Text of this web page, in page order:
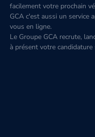
facilement votre prochain
GCA c'est aussi un service
vous en ligne.
Le Groupe GCA recrute,
à présent votre candidature